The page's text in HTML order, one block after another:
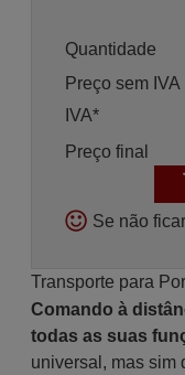
Quantidade
Preço sem IVA
IVA*
Preço final
Se não
Transporte para
Comando à
todas as suas
universal, mas sim